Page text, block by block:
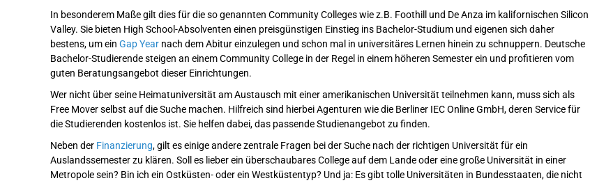
In besonderem Maße gilt dies für die so genannten Community Colleges wie z.B. Foothill und De Anza im kalifornischen Silicon
Valley. Sie bieten High School-Absolventen einen preisgünstigen Einstieg ins Bachelor-Studium und eigenen sich daher
bestens, um ein Gap Year nach dem Abitur einzulegen und schon mal in universitäres Lernen hinein zu schnuppern. Deutsche
Bachelor-Studierende steigen an einem Community College in der Regel in einem höheren Semester ein und profitieren vom
guten Beratungsangebot dieser Einrichtungen.
Wer nicht über seine Heimatuniversität am Austausch mit einer amerikanischen Universität teilnehmen kann, muss sich als
Free Mover selbst auf die Suche machen. Hilfreich sind hierbei Agenturen wie die Berliner IEC Online GmbH, deren Service für
die Studierenden kostenlos ist. Sie helfen dabei, das passende Studienangebot zu finden.
Neben der Finanzierung, gilt es einige andere zentrale Fragen bei der Suche nach der richtigen Universität für ein
Auslandssemester zu klären. Soll es lieber ein überschaubares College auf dem Lande oder eine große Universität in einer
Metropole sein? Bin ich ein Ostküsten- oder ein Westküstentyp? Und ja: Es gibt tolle Universitäten in Bundesstaaten, die nicht